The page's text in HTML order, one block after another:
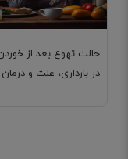
حالت تهوع بعد از
در بارداری، علت و